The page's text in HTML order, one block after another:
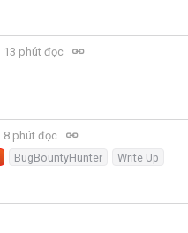
13 phút đọc
8 phút đọc
BugBountyHunter Write Up